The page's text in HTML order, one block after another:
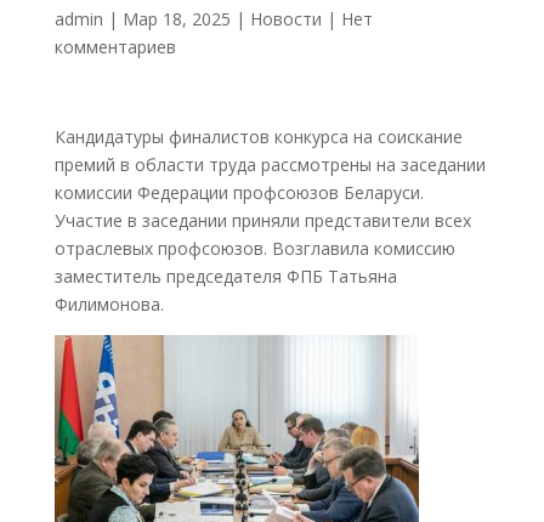
admin | Мар 18, 2025 | Новости | Нет
комментариев
Кандидатуры финалистов конкурса на соискание
премий в области труда рассмотрены на заседании
комиссии Федерации профсоюзов Беларуси.
Участие в заседании приняли представители всех
отраслевых профсоюзов. Возглавила комиссию
заместитель председателя ФПБ Татьяна
Филимонова.